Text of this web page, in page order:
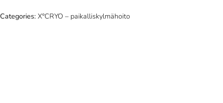
Categories: X°CRYO – paikalliskylmähoito